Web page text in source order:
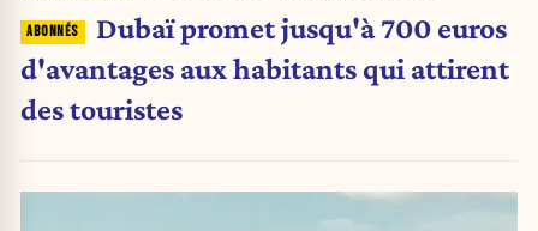
Dubaï promet jusqu'à 700 euros
d'avantages aux habitants qui attirent
des touristes